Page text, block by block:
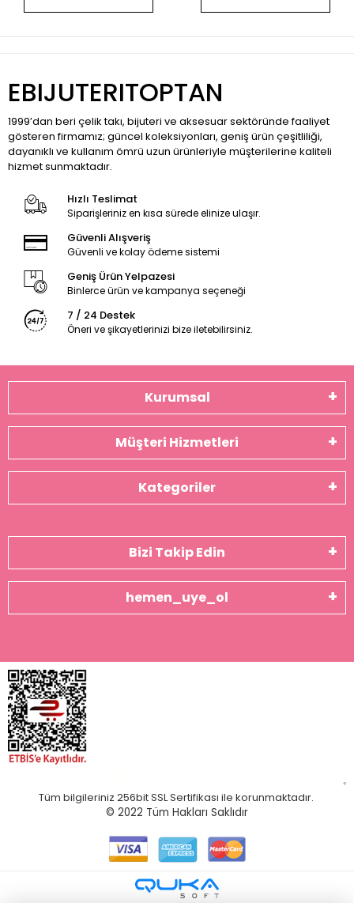
EBIJUTERITOPTAN
1999’dan beri çelik takı, bijuteri ve aksesuar sektöründe faaliyet
gösteren firmamız; güncel koleksiyonları, geniş ürün çeşitliliği,
dayanıklı ve kullanım ömrü uzun ürünleriyle müşterilerine kaliteli
hizmet sunmaktadır.
Hızlı Teslimat
Siparişleriniz en kısa sürede elinize ulaşır.
Güvenli Alışveriş
Güvenli ve kolay ödeme sistemi
Geniş Ürün Yelpazesi
Binlerce ürün ve kampanya seçeneği
7 / 24 Destek
Öneri ve şikayetlerinizi bize iletebilirsiniz.
Kurumsal
Müşteri Hizmetleri
Kategoriler
Bizi Takip Edin
hemen_uye_ol
Tüm bilgileriniz 256bit SSL Sertifikası ile korunmaktadır.
© 2022 Tüm Hakları Saklıdır